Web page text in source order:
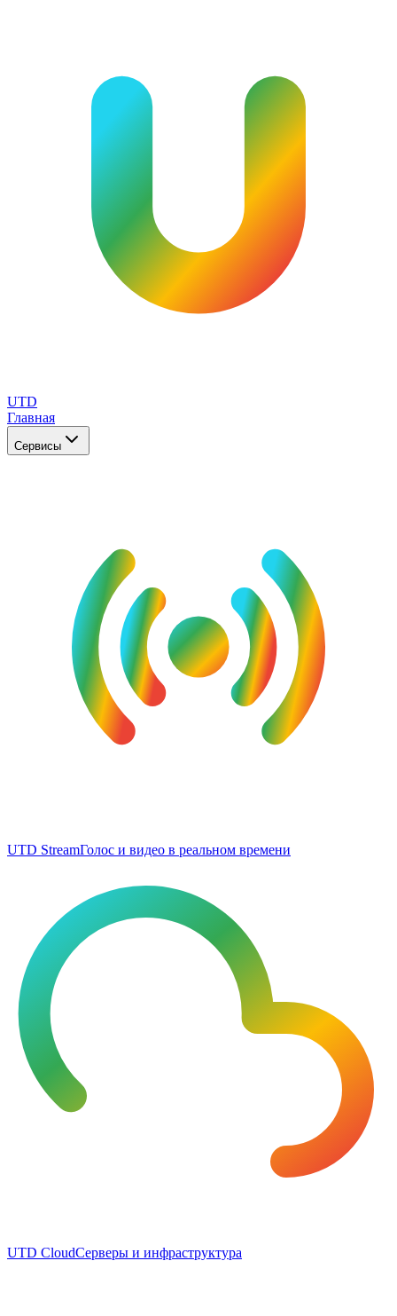
UTD
Главная
Сервисы
UTD StreamГолос и видео в реальном времени
UTD CloudСерверы и инфраструктура